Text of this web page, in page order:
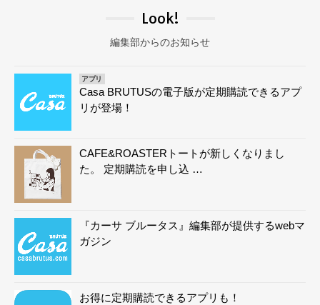
Look!
編集部からのお知らせ
アプリ
Casa BRUTUSの電子版が定期購読できるアプ
リが登場！
CAFE&ROASTERトートが新しくなりまし
た。 定期購読を申し込 …
『カーサ ブルータス』編集部が提供するwebマ
ガジン
お得に定期購読できるアプリも！